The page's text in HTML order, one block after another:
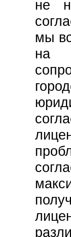
не
мы
на